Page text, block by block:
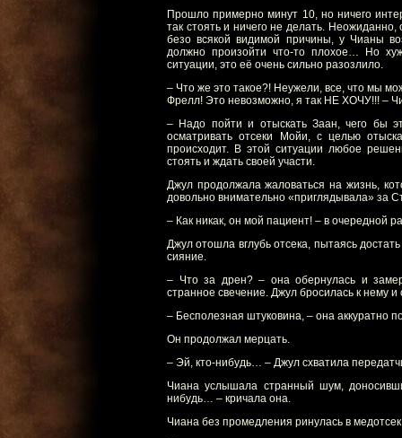
Прошло примерно минут 10, но ничего
так стоять и ничего не делать.
безо всякой видимой причины, у Чианы
должно произойти что-то плохое… Но
ситуации, это её очень сильно разозлило.
– Что же это такое?! Неужели, все, что мы
Фрелл! Это невозможно, я так НЕ ХОЧУ!!! –
– Надо пойти и отыскать Заан, чего бы
осматривать отсеки Мойи, с целью
происходит. В этой ситуации любое
стоять и ждать своей участи.
Джул продолжала жаловаться на жизнь,
довольно внимательно «приглядывала» за
– Как никак, он мой пациент! – в очередной
Джул отошла вглубь отсека, пытаясь
сияние.
– Что за дрен? – она обернулась и
странное свечение. Джул бросилась к нему и
– Бесполезная штуковина, – она аккуратно
Он продолжал мерцать.
– Эй, кто-нибудь… – Джул схватила
Чиана услышала странный шум,
нибудь… – кричала она.
Чиана без промедления ринулась в